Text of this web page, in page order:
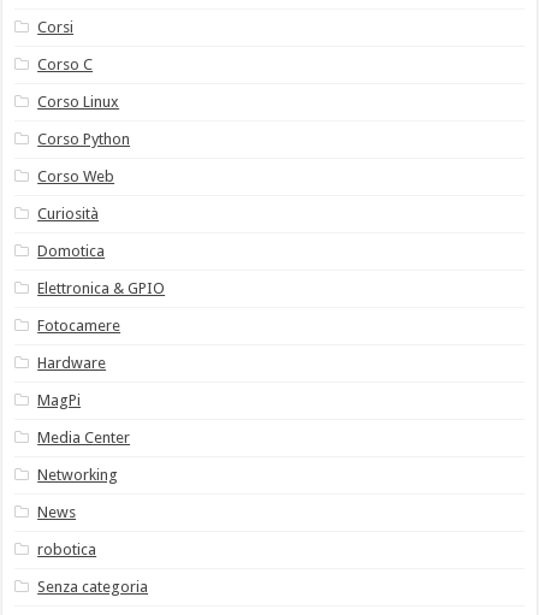
Corsi
Corso C
Corso Linux
Corso Python
Corso Web
Curiosità
Domotica
Elettronica & GPIO
Fotocamere
Hardware
MagPi
Media Center
Networking
News
robotica
Senza categoria